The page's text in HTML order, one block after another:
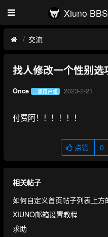
Xiuno
交流
找人修改一个性别选
Once 二级用户组 2023-2-21
付费阿！！！！！！
点赞 0
相关帖子
如何自定义首页帖子列表上方
XIUNO邮箱设置教程
求助